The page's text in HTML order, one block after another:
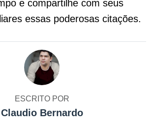
e compartilhe com seus
essas poderosas citações.
ESCRITO POR
Claudio Bernardo